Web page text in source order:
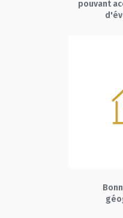
pouvant